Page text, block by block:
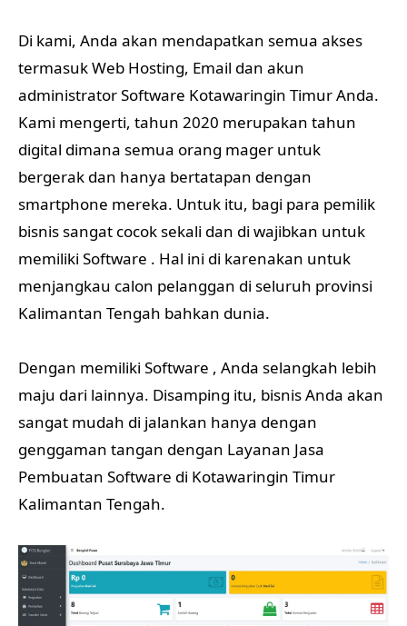
Di kami, Anda akan mendapatkan semua akses
termasuk Web Hosting, Email dan akun
administrator Software Kotawaringin Timur Anda.
Kami mengerti, tahun 2020 merupakan tahun
digital dimana semua orang mager untuk
bergerak dan hanya bertatapan dengan
smartphone mereka. Untuk itu, bagi para pemilik
bisnis sangat cocok sekali dan di wajibkan untuk
memiliki Software . Hal ini di karenakan untuk
menjangkau calon pelanggan di seluruh provinsi
Kalimantan Tengah bahkan dunia.
Dengan memiliki Software , Anda selangkah lebih
maju dari lainnya. Disamping itu, bisnis Anda akan
sangat mudah di jalankan hanya dengan
genggaman tangan dengan Layanan Jasa
Pembuatan Software di Kotawaringin Timur
Kalimantan Tengah.